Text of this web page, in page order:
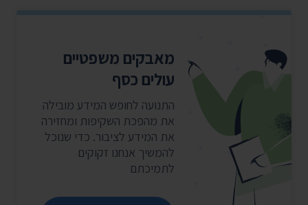
מאבקים משפטיים
עולים כסף
התנועה לחופש המידע מובילה
את מהפכת השקיפות ומחזירה
את המידע לציבור. כדי שנוכל
להמשיך אנחנו זקוקים
לתמיכתם